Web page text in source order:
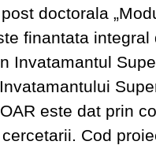
doctorala
finantata
Invatamantul
este dat prin
Cod